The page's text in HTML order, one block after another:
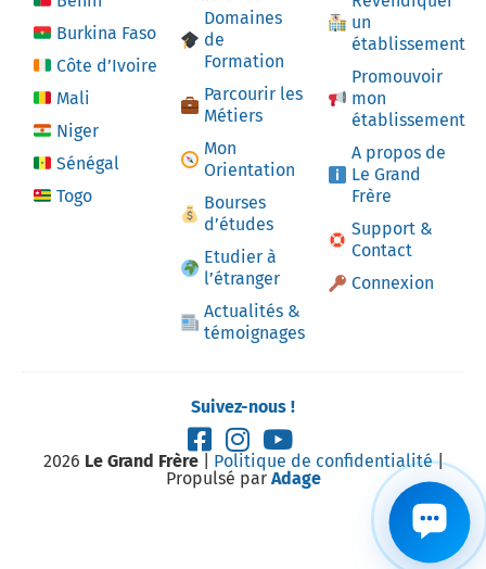
Burkina Faso
Côte d’Ivoire
Mali
Niger
Sénégal
Togo
Domaines
de
Formation
Parcourir les
Métiers
Mon
Orientation
Bourses
d’études
Etudier à
l’étranger
Actualités &
témoignages
un
établissement
Promouvoir
mon
établissement
A propos de
Le Grand
Frère
Support &
Contact
Connexion
Suivez-nous !
2026 Le Grand Frère| Politique de confidentialité|
Propulsé par Adage